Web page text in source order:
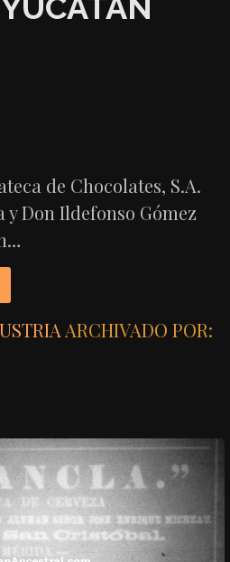
de Chocolates, S.A.
Don Ildefonso Gómez
ARCHIVADO POR: